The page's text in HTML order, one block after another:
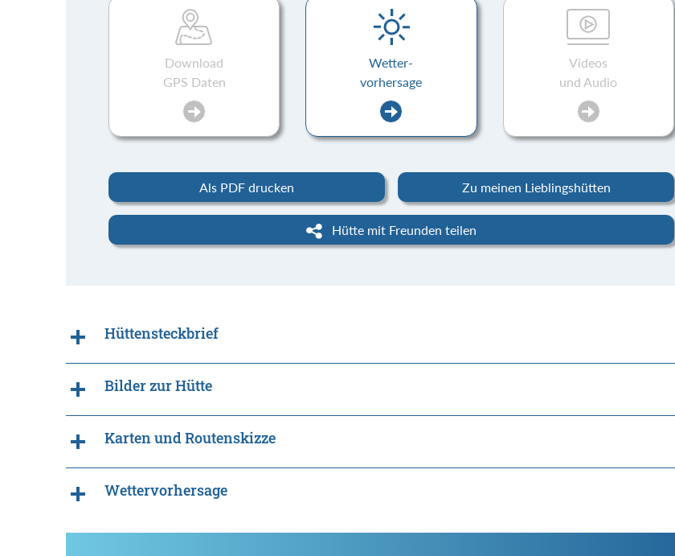
Download
GPS Daten
Wetter-
vorhersage
Videos
und Audio
Als PDF drucken Zu meinen Lieblingshütten
Hütte mit Freunden teilen
Hüttensteckbrief
Bilder zur Hütte
Karten und Routenskizze
Wettervorhersage